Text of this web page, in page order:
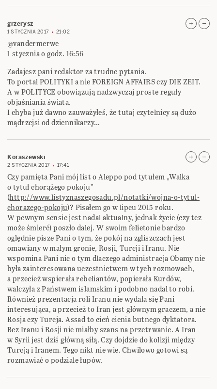
grzerysz
1 STYCZNIA 2017 21:02
@vandermerwe
1 stycznia o godz. 16:56
Zadajesz pani redaktor za trudne pytania.
To portal POLITYKI a nie FOREIGN AFFAIRS czy DIE ZEIT.
A w POLITYCE obowiązują nadzwyczaj proste reguły
objaśniania świata.
I chyba już dawno zauważyłeś, że tutaj czytelnicy są dużo
mądrzejsi od dziennikarzy…
Koraszewski
2 STYCZNIA 2017 17:41
Czy pamięta Pani mój list o Aleppo pod tytułem „Walka
o tytuł chorążego pokoju”
(http://www.listyznaszegosadu.pl/notatki/wojna-o-tytul-
chorazego-pokoju)? Pisałem go w lipcu 2015 roku.
W pewnym sensie jest nadal aktualny, jednak życie (czy tez
może śmierć) poszło dalej. W swoim felietonie bardzo
oględnie pisze Pani o tym, że pokój na zgliszczach jest
omawiany w małym gronie, Rosji, Turcji i Iranu. Nie
wspomina Pani nic o tym dlaczego administracja Obamy nie
była zainteresowana uczestnictwem w tych rozmowach,
a przecież wspierała rebeliantów, popierała Kurdów,
walczyła z Państwem islamskim i podobno nadal to robi.
Również prezentacja roli Iranu nie wydała się Pani
interesująca, a przecież to Iran jest głównym graczem, a nie
Rosja czy Turcja. Assad to cień cienia butnego dyktatora.
Bez Iranu i Rosji nie miałby szans na przetrwanie. A Iran
w Syrii jest dziś główną siłą. Czy dojdzie do kolizji między
Turcją i Iranem. Tego nikt nie wie. Chwilowo gotowi są
rozmawiać o podziale łupów.